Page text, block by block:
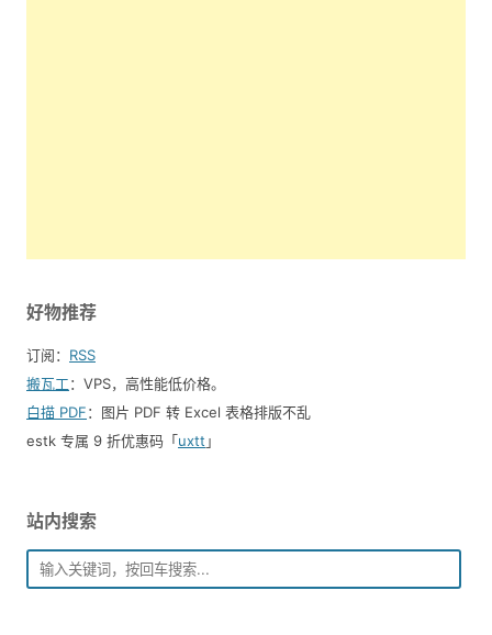
好物推荐
订阅： RSS
搬瓦工：VPS，高性能低价格。️
白描 PDF：图片 PDF 转 Excel 表格排版不乱
estk 专属 9 折优惠码「uxtt 」
站内搜索